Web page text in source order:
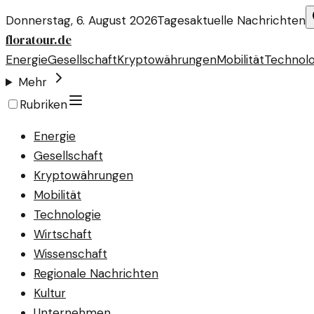
Donnerstag, 6. August 2026Tagesaktuelle Nachrichten
floratour.de
EnergieGesellschaftKryptowährungenMobilität
Mehr
Rubriken
Energie
Gesellschaft
Kryptowährungen
Mobilität
Technologie
Wirtschaft
Wissenschaft
Regionale Nachrichten
Kultur